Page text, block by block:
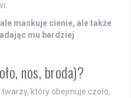
maskuje cienie, ale także
mu bardziej
nos, broda)?
który obejmuje czoło,